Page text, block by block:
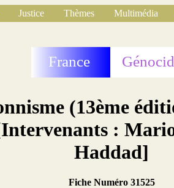
Justice Thèmes Multimédia
France
(13ème
:
Haddad]
Fiche Numéro 31525